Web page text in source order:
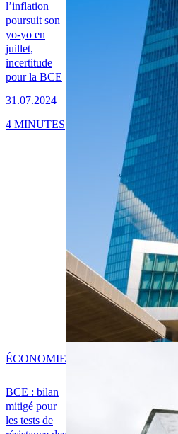
l’inflation
poursuit son
yo-yo en
juillet,
incertitude
pour la BCE
31.07.2024
4 MINUTES
BCE : bilan
mitigé pour
les tests de
ÉCONOMIE